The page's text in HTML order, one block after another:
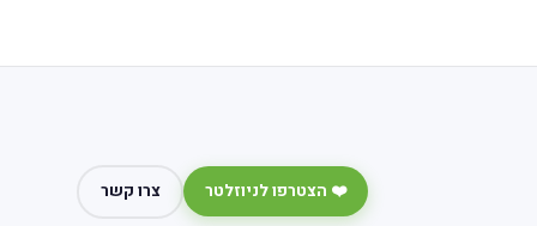
❤️ הצטרפו לניוזלטר צרו קשר